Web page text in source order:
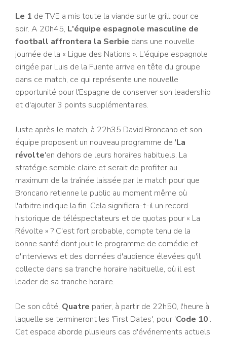
Le 1 de TVE a mis toute la viande sur le grill pour ce
soir. A 20h45, L'équipe espagnole masculine de
football affrontera la Serbie dans une nouvelle
journée de la « Ligue des Nations ». L'équipe espagnole
dirigée par Luis de la Fuente arrive en tête du groupe
dans ce match, ce qui représente une nouvelle
opportunité pour l'Espagne de conserver son leadership
et d'ajouter 3 points supplémentaires.
Juste après le match, à 22h35 David Broncano et son
équipe proposent un nouveau programme de 'La
révolte'en dehors de leurs horaires habituels. La
stratégie semble claire et serait de profiter au
maximum de la traînée laissée par le match pour que
Broncano retienne le public au moment même où
l'arbitre indique la fin. Cela signifiera-t-il un record
historique de téléspectateurs et de quotas pour « La
Révolte » ? C'est fort probable, compte tenu de la
bonne santé dont jouit le programme de comédie et
d'interviews et des données d'audience élevées qu'il
collecte dans sa tranche horaire habituelle, où il est
leader de sa tranche horaire.
De son côté, Quatre parier, à partir de 22h50, l'heure à
laquelle se termineront les 'First Dates', pour 'Code 10'.
Cet espace aborde plusieurs cas d'événements actuels